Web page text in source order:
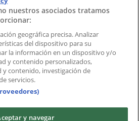
nuestros asociados tratamos
geográfica precisa. Analizar
del dispositivo para su
la información en un dispositivo y/o
y contenido personalizados,
y contenido, investigación de
servicios.
y navegar